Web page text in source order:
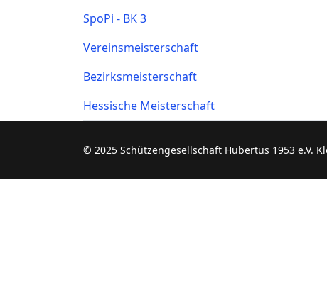
SpoPi - BK 3
Vereinsmeisterschaft
Bezirksmeisterschaft
Hessische Meisterschaft
© 2025 Schützengesellschaft Hubertus 1953 e.V.